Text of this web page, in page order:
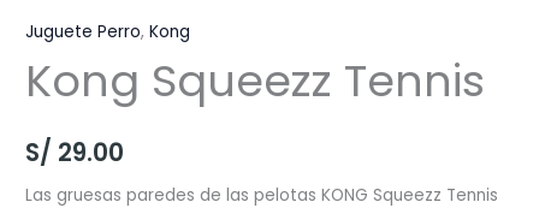
Juguete Perro,Kong
Kong Squeezz Tennis
S/ 29.00
Las gruesas paredes de las pelotas KONG Squeezz Tennis